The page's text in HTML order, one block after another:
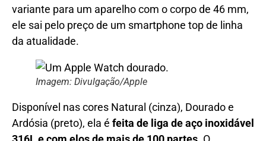
variante para um aparelho com o corpo de 46 mm,
ele sai pelo preço de um smartphone top de linha
da atualidade.
Imagem: Divulgação/Apple
Disponível nas cores Natural (cinza), Dourado e
Ardósia (preto), ela é feita de liga de aço inoxidável